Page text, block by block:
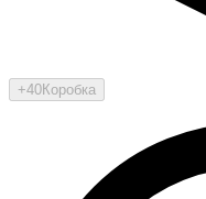
+40Коробка